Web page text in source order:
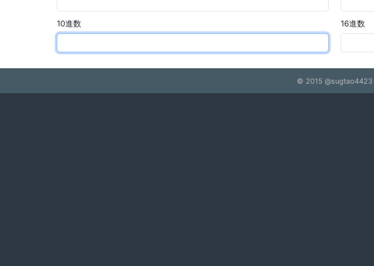
10進数 16進数
© 2015 @sugtao4423